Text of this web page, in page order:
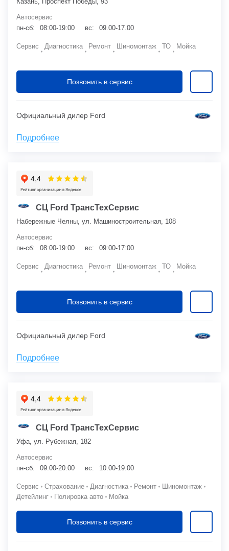
Автосервис
пн-сб:
08:00-19:00 вс: 09.00-17.00
Сервис Диагностика Ремонт Шиномонтаж ТО Мойка
Позвонить в сервис
Официальный дилер Ford
Подробнее
СЦ Ford ТрансТехСервис
Набережные Челны, ул. Машиностроительная, 108
Автосервис
пн-сб:
08:00-19:00 вс: 09:00-17:00
Сервис Диагностика Ремонт Шиномонтаж ТО Мойка
Позвонить в сервис
Официальный дилер Ford
Подробнее
СЦ Ford ТрансТехСервис
Уфа, ул. Рубежная, 182
Автосервис
пн-сб:
09.00-20.00 вс: 10.00-19.00
Сервис Страхование Диагностика Ремонт
Шиномонтаж
Детейлинг
Полировка авто Мойка
Позвонить в сервис